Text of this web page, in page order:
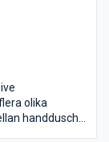
olika
handdusch